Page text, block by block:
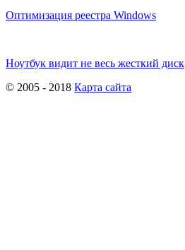
Оптимизация реестра Windows
Ноутбук видит не весь жесткий диск
© 2005 - 2018 Карта сайта